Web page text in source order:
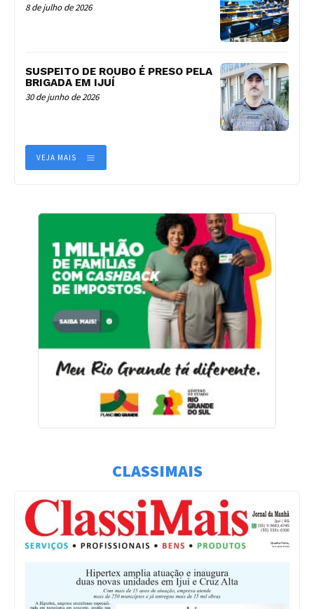
8 de julho de 2026
SUSPEITO DE ROUBO É PRESO PELA
BRIGADA EM IJUÍ
30 de junho de 2026
VEJA MAIS
CLASSIMAIS